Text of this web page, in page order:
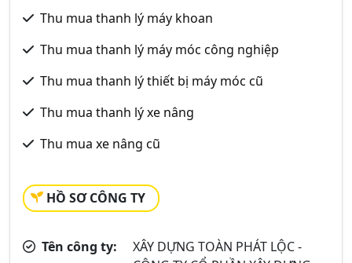
Thu mua thanh lý máy khoan
Thu mua thanh lý máy móc công nghiệp
Thu mua thanh lý thiết bị máy móc cũ
Thu mua thanh lý xe nâng
Thu mua xe nâng cũ
HỒ SƠ CÔNG TY
Tên công ty:
XÂY DỰNG TOÀN PHÁT LỘC -